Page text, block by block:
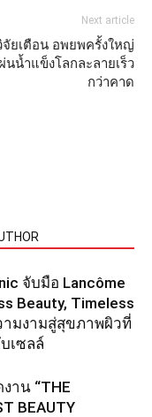
Next article
จัยเตือน อพยพครั้งใหญ่
นน้ำแข็งโลกละลายเร็ว
กว่าคาด
จับมือ Lancôme
Beauty, Timeless
ามงามสู่สุขภาพผิวที่
เซลล์
าน “THE
BEAUTY